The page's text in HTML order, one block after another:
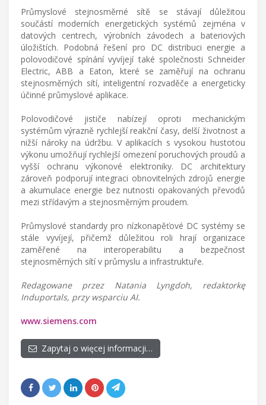
Průmyslové stejnosměrné sítě se stávají důležitou
součástí moderních energetických systémů zejména v
datových centrech, výrobních závodech a bateriových
úložištích. Podobná řešení pro DC distribuci energie a
polovodičové spínání vyvíjejí také společnosti Schneider
Electric, ABB a Eaton, které se zaměřují na ochranu
stejnosměrných sítí, inteligentní rozvaděče a energeticky
účinné průmyslové aplikace.
Polovodičové jističe nabízejí oproti mechanickým
systémům výrazně rychlejší reakční časy, delší životnost a
nižší nároky na údržbu. V aplikacích s vysokou hustotou
výkonu umožňují rychlejší omezení poruchových proudů a
vyšší ochranu výkonové elektroniky. DC architektury
zároveň podporují integraci obnovitelných zdrojů energie
a akumulace energie bez nutnosti opakovaných převodů
mezi střídavým a stejnosměrným proudem.
Průmyslové standardy pro nízkonapěťové DC systémy se
stále vyvíjejí, přičemž důležitou roli hrají organizace
zaměřené na interoperabilitu a bezpečnost
stejnosměrných sítí v průmyslu a infrastruktuře.
Redagowane przez Natania Lyngdoh, redaktorkę
Induportals, przy wsparciu AI.
www.siemens.com
Zapytaj o więcej informacji…